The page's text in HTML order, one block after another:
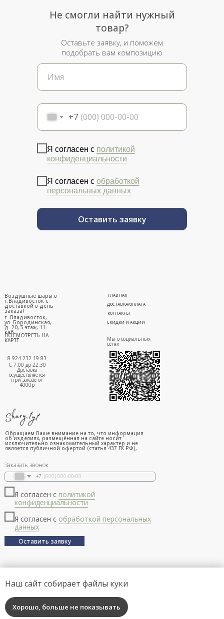
+7
Я согласен с политикой
конфиденциальности
Я согласен с обработкой
персональных данных
Оставить заявку
Не смогли найти нужный
товар?
Оставьте заявку, и поможем
подобрать вам композицию
г. Владивосток,
ул. Бородинская,
д. 20, 5 этаж, 11
каб.
ПОСМОТРЕТЬ НА
КАРТЕ
ГЛАВНАЯ
ДОСТАВКА/ОПЛАТА
СКИДКИ И АКЦИИ
КОНТАКТЫ
8-924-232-19-83
С 7:00 до 22:30
Доставка
осуществляется
при заказе от
4000р
Воздушные шары в
г.Владивосток с
доставкой в день
заказа!
Мы в социальных
сетях
Заказать звонок
+7
Я согласен с политикой
конфиденциальности
Я согласен с обработкой персональных
данных
Оставить заявку
Обращаем Ваше внимание на то, что информация
об изделиях, размещённая на сайте носит
исключительно ознакомительный характер и не
является публичной офертой (статья 437 ГК РФ),
Наш сайт собирает файлы куки
Хорошо, больше не показывать
Made on Tilda